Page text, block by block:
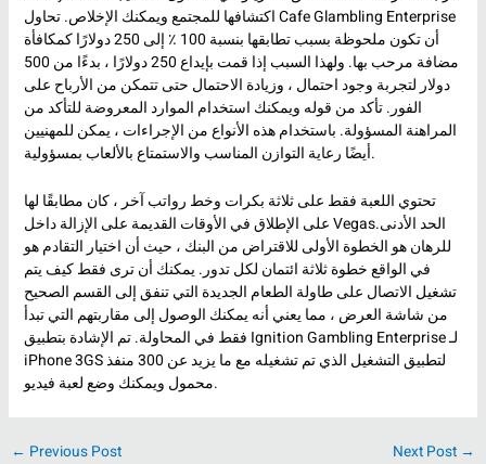
اكتشافها للمجتمع ويمكنك الإخلاص. تحاول Cafe Glambling Enterprise
أن تكون ملحوظة بسبب تطابقها بنسبة 100 ٪ إلى 250 دولارًا كمكافأة
مضافة مرحب بها. ولهذا السبب إذا قمت بإيداع 250 دولارًا ، بدءًا من 500
دولار لتجربة وجود احتمال ، وزيادة الاحتمال حتى تتمكن من الأرباح على
الفور. تأكد من قوله ويمكنك استخدام الموارد المعروضة للتأكد من
المراهنة المسؤولة. باستخدام هذه الأنواع من الإجراءات ، يمكن للمهنيين
أيضًا رعاية التوازن المناسب والاستمتاع بالألعاب بمسؤولية.
تحتوي اللعبة فقط على ثلاثة بكرات وخط رواتب آخر ، كان مطابقًا لها
على الإطلاق في الأوقات القديمة على الإزالة داخل Vegas.الحد الأدنى
للرهان هو الخطوة الأولى للاقتراض من البنك ، حيث أن اختيار التقادم هو
في الواقع خطوة ثلاثة ائتمان لكل تدور. يمكنك أن ترى فقط كيف يتم
تشغيل الاتصال على طاولة الطعام الجديدة التي تنفق إلى القسم الصحيح
من شاشة العرض ، مما يعني أنه يمكنك الوصول إلى مقاربتهم التي تبدأ
فقط في المحاولة. تم الإشادة بتطبيق Ignition Gambling Enterprise لـ
iPhone 3GS لتطبيق التشغيل الذي تم تشغيله مع ما يزيد عن 300 منفذ
محمول ويمكنك وضع لعبة فيديو.
← Previous Post Next Post →